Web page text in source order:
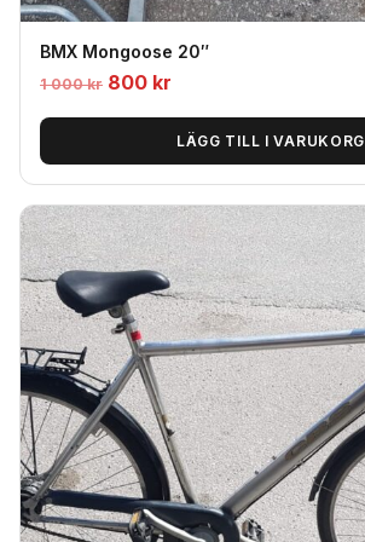
BMX Mongoose 20″
1 000kr Det
ursprungliga
var:
1
000
kr.
800 kr
nuvarande
priset
är:
800
kr.
LÄGG TILL I VARUKORG